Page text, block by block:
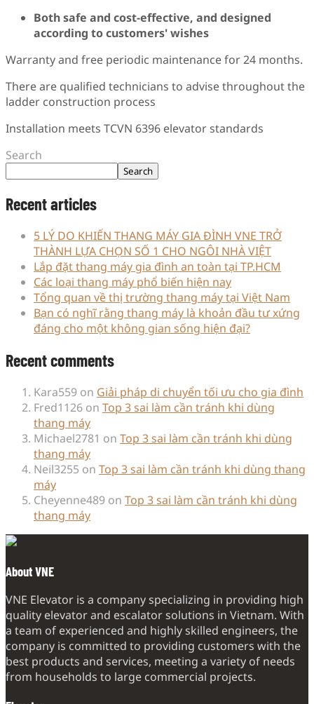
Both safe and cost-effective, and designed
according to customers' wishes
Warranty and free periodic maintenance for 24 months.
There are qualified technicians to advise throughout the
ladder construction process
Installation meets TCVN 6396 elevator standards
Search
Search
Recent articles
5 LÝ DO KHIẾN THANG MÁY GIA ĐÌNH VNE TRỞ
THÀNH LỰA CHỌN SỐ 1 CHO NGÔI NHÀ VIỆT
Lắp đặt thang máy gia đình an toàn tại TP.HCM
Các loại thang máy phổ biến hiện nay
Tổng quan về thị trường thang máy tại Việt Nam
Bạn có nghĩ rằng thang máy là khoản đầu tư xứng
đáng cho một không gian sống hiện đại?
Recent comments
Kara559 on Giải pháp di chuyển tối ưu cho gia đình
Fred1126 on Top 3 sai làm cần tránh khi dùng
thang máy
Michael2781 on Top 3 sai làm cần tránh khi dùng
thang máy
Neil3255 on Top 3 sai làm cần tránh khi dùng thang
máy
Cheyenne489 on Top 3 sai làm cần tránh khi dùng
thang máy
About VNE
VNE Elevator is a company specializing in providing high
quality elevator and escalator solutions in Vietnam. With
a team of experienced and highly skilled engineers, the
company is committed to providing customers with the
best products and services, meeting a variety of needs
from households to large commercial projects.